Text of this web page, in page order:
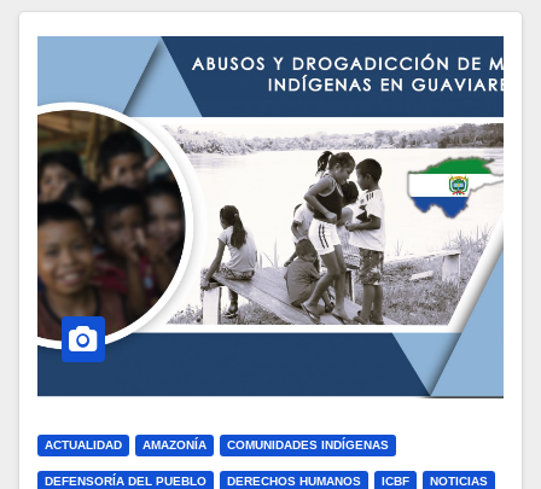
ACTUALIDAD AMAZONÍA COMUNIDADES INDÍGENAS
DEFENSORÍA DEL PUEBLO DERECHOS HUMANOS ICBF NOTICIAS